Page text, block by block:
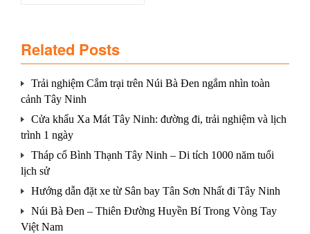
Related Posts
Trải nghiệm Cắm trại trên Núi Bà Đen ngắm nhìn toàn
cảnh Tây Ninh
Cửa khẩu Xa Mát Tây Ninh: đường đi, trải nghiệm và lịch
trình 1 ngày
Tháp cổ Bình Thạnh Tây Ninh – Di tích 1000 năm tuổi
lịch sử
Hướng dẫn đặt xe từ Sân bay Tân Sơn Nhất đi Tây Ninh
Núi Bà Đen – Thiên Đường Huyền Bí Trong Vòng Tay
Việt Nam